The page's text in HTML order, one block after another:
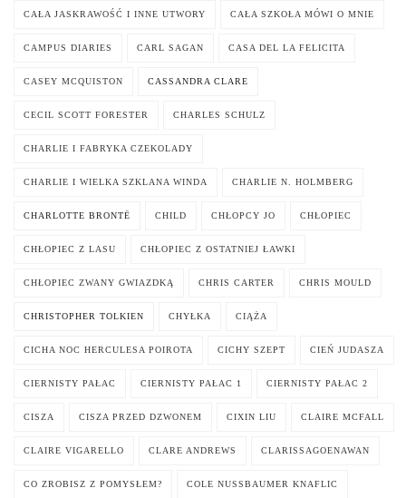
CAŁA JASKRAWOŚĆ I INNE UTWORY CAŁA SZKOŁA MÓWI O MNIE
CAMPUS DIARIES CARL SAGAN CASA DEL LA FELICITA
CASEY MCQUISTON CASSANDRA CLARE
CECIL SCOTT FORESTER CHARLES SCHULZ
CHARLIE I FABRYKA CZEKOLADY
CHARLIE I WIELKA SZKLANA WINDA CHARLIE N. HOLMBERG
CHARLOTTE BRONTË CHILD CHŁOPCY JO CHŁOPIEC
CHŁOPIEC Z LASU CHŁOPIEC Z OSTATNIEJ ŁAWKI
CHŁOPIEC ZWANY GWIAZDKĄ CHRIS CARTER CHRIS MOULD
CHRISTOPHER TOLKIEN CHYŁKA CIĄŻA
CICHA NOC HERCULESA POIROTA CICHY SZEPT CIEŃ JUDASZA
CIERNISTY PAŁAC CIERNISTY PAŁAC 1 CIERNISTY PAŁAC 2
CISZA CISZA PRZED DZWONEM CIXIN LIU CLAIRE MCFALL
CLAIRE VIGARELLO CLARE ANDREWS CLARISSAGOENAWAN
CO ZROBISZ Z POMYSŁEM? COLE NUSSBAUMER KNAFLIC